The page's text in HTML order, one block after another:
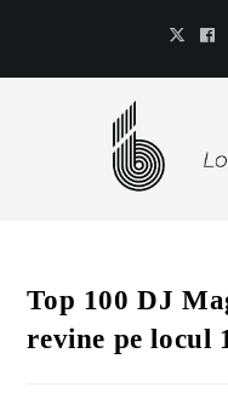
Top 100 DJ
revine pe locul